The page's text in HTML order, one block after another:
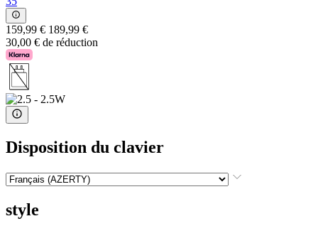
159,99 € 189,99 €
30,00 € de réduction
Disposition du clavier
style